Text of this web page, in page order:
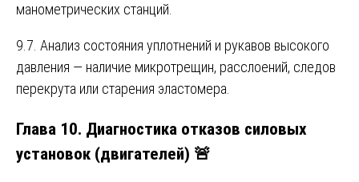
манометрических станций.
9.7. Анализ состояния уплотнений и рукавов высокого
давления — наличие микротрещин, расслоений, следов
перекрута или старения эластомера.
Глава 10. Диагностика отказов силовых
установок (двигателей) 🚨